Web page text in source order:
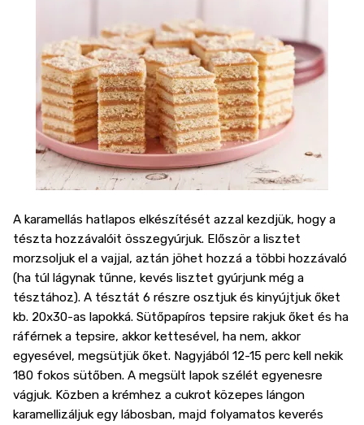
A karamellás hatlapos elkészítését azzal kezdjük, hogy a
tészta hozzávalóit összegyúrjuk. Először a lisztet
morzsoljuk el a vajjal, aztán jöhet hozzá a többi hozzávaló
(ha túl lágynak tűnne, kevés lisztet gyúrjunk még a
tésztához). A tésztát 6 részre osztjuk és kinyújtjuk őket
kb. 20x30-as lapokká. Sütőpapíros tepsire rakjuk őket és ha
ráférnek a tepsire, akkor kettesével, ha nem, akkor
egyesével, megsütjük őket. Nagyjából 12-15 perc kell nekik
180 fokos sütőben. A megsült lapok szélét egyenesre
vágjuk. Közben a krémhez a cukrot közepes lángon
karamellizáljuk egy lábosban, majd folyamatos keverés